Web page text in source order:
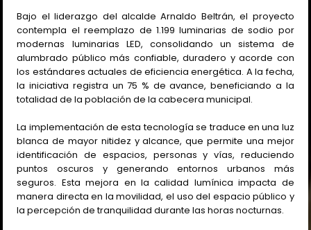
Bajo el liderazgo del alcalde Arnaldo Beltrán, el proyecto
contempla el reemplazo de 1.199 luminarias de sodio por
modernas luminarias LED, consolidando un sistema de
alumbrado público más confiable, duradero y acorde con
los estándares actuales de eficiencia energética. A la fecha,
la iniciativa registra un 75 % de avance, beneficiando a la
totalidad de la población de la cabecera municipal.
La implementación de esta tecnología se traduce en una luz
blanca de mayor nitidez y alcance, que permite una mejor
identificación de espacios, personas y vías, reduciendo
puntos oscuros y generando entornos urbanos más
seguros. Esta mejora en la calidad lumínica impacta de
manera directa en la movilidad, el uso del espacio público y
la percepción de tranquilidad durante las horas nocturnas.